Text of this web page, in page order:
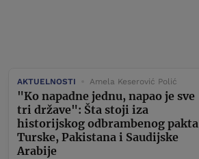
AKTUELNOSTI Amela Keserović Polić
"Ko napadne jednu, napao je sve
tri države": Šta stoji iza
historijskog odbrambenog pakta
Turske, Pakistana i Saudijske
Arabije